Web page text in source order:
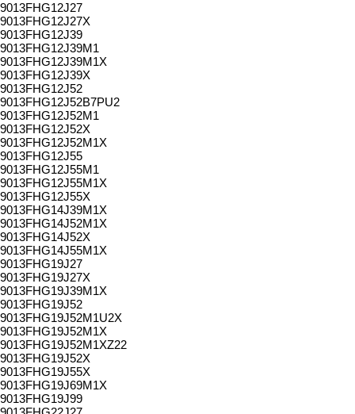
9013FHG12J27
9013FHG12J27X
9013FHG12J39
9013FHG12J39M1
9013FHG12J39M1X
9013FHG12J39X
9013FHG12J52
9013FHG12J52B7PU2
9013FHG12J52M1
9013FHG12J52X
9013FHG12J52M1X
9013FHG12J55
9013FHG12J55M1
9013FHG12J55M1X
9013FHG12J55X
9013FHG14J39M1X
9013FHG14J52M1X
9013FHG14J52X
9013FHG14J55M1X
9013FHG19J27
9013FHG19J27X
9013FHG19J39M1X
9013FHG19J52
9013FHG19J52M1U2X
9013FHG19J52M1X
9013FHG19J52M1XZ22
9013FHG19J52X
9013FHG19J55X
9013FHG19J69M1X
9013FHG19J99